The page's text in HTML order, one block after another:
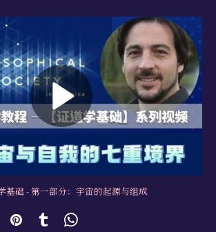
届会长
网站
证道学在中国的历史
基础 - 第一部分：宇宙的起源与组成